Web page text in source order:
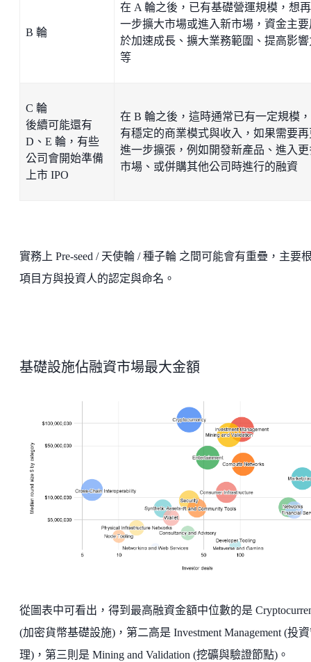
B 輪
在 A 輪之後，已有基礎營運規模，想
一步擴大市場或進入新市場，資金主要
於加速成長、擴大業務範圍、提高影響
等
C 輪
後續可能還有
D、E 輪，有些
公司會開始準備
上市 IPO
在 B 輪之後，這時通常已有一定規模
有穩定的商業模式與收入，如果需要再
進一步擴張，例如開發新產品、進入更
市場、或併購其他公司時進行的融資
實務上 Pre-seed / 天使輪 / 種子輪 之間可能會有重疊，主要
項目方與投資人的認定與命名。
基礎設施佔融資市場最大金額
從圖表中可看出，得到最高融資金額中位數的是
(加密貨幣基礎設施)，第二高是 Investment Management (投
理)，第三則是 Mining and Validation (挖礦與驗證節點)。